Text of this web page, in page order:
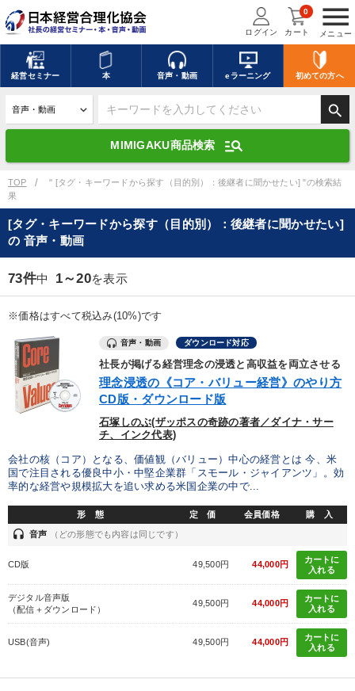
menu
メニュー
ログイン カート
0
経営セミナー 本 音声・動画 eラーニング 初めての方へ
search
MIMIGAKU商品検索 manage_search
キーワードを入力して探す
デジタル版対応のみ検索結果に表示する
search 上記の条件で検索
mic 講演収録物を探す
ます
カテゴリー
優秀各社の智恵と戦略 事業家のロマンと経営
若手異才経営者の発想 専門家のアドバイス
リーダーの器量を学ぶ
テーマ
最新刊・戦略参謀ChatGPT実戦法と中小企業のDXと講話ご案内
【最新刊】時代を超える経営150の言葉＋社長のスピーチ・話材
集２タイトル
歴史・古典に学ぶ実務講話 【2月】音声・映像
最新トレンドと時代の潮流を押さえる
TOP
" [タグ・キーワードから探す（目的別）：後継者に聞かせたい] "の検索結
果
[タグ・キーワードから探す（目的別）：後継者に聞かせたい]
の 音声・動画
73件中 1～20を表示
※価格はすべて税込み(10%)です
音声・動画 ダウンロード対応
社長が掲げる経営理念の浸透と高収益を両立させる
理念浸透の《コア・バリュー経営》のやり方
CD版・ダウンロード版
石塚しのぶ(ザッポスの奇跡の著者／ダイナ・サー
チ、インク代表)
会社の核（コア）となる、価値観（バリュー）中心の経営とは 今、米
国で注目される優良中小・中堅企業群「スモール・ジャイアンツ」。効
率的な経営や規模拡大を追い求める米国企業の中で...
形 態 定 価 会員価格 購 入
headset 音声 （どの形態でも内容は同じです）
CD版 49,500円 44,000円
カートに
入れる
デジタル音声版
（配信＋ダウンロード）
49,500円 44,000円
カートに
入れる
USB(音声) 49,500円 44,000円
カートに
入れる